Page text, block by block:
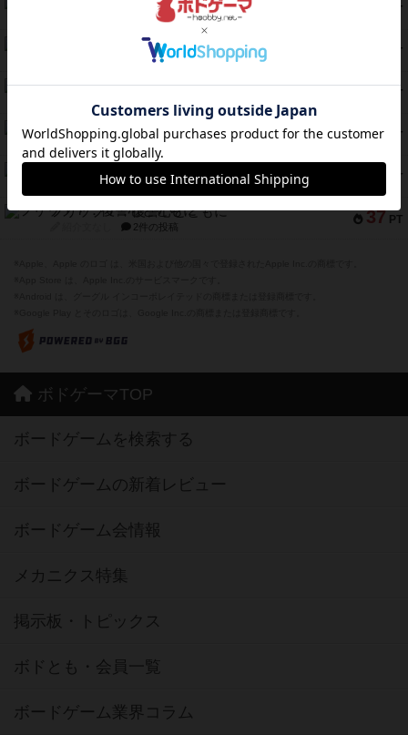
PT
4件の投稿
PT
1件の投稿
42 PT
スターマイン・ラミー ポケット
39 PT
海兵隊
紹介文あり 1件の投稿
PT
紹介文なし 1件の投稿
37 PT
フリップ７：復讐心とともに
2件の投稿
ボドゲーマTOP
ボードゲームを検索する
ボードゲームの新着レビュー
ボードゲーム会情報
メカニクス特集
掲示板・トピックス
ボドとも・会員一覧
ボードゲーム業界コラム